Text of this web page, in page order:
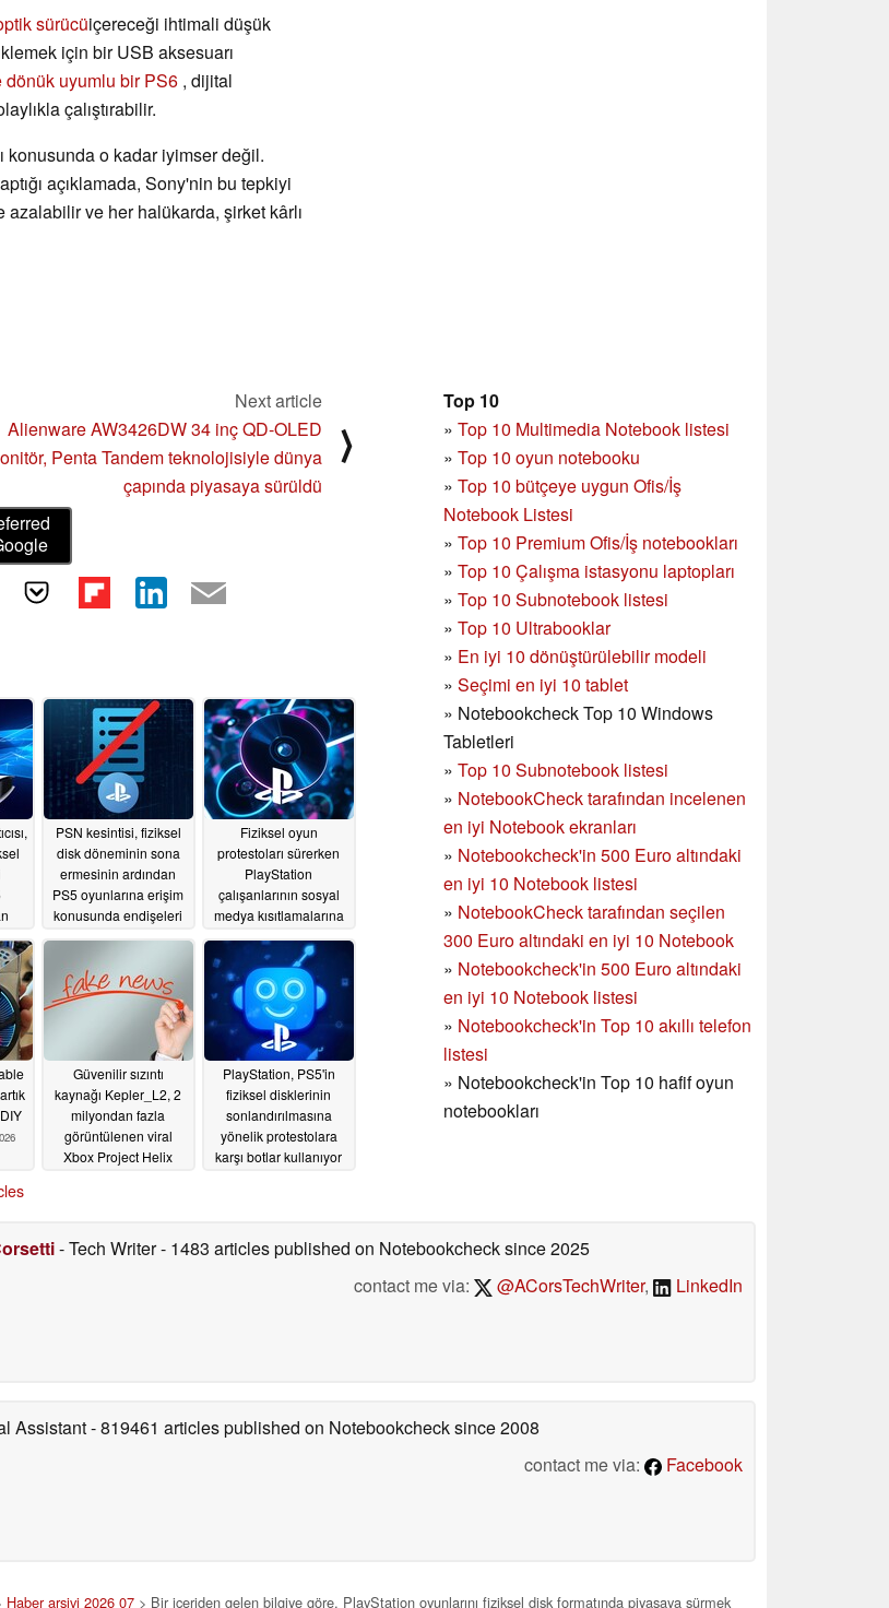
sürücüiçereceği ihtimali düşük
için bir USB aksesuarı
dönük uyumlu bir PS6 , dijital
çalıştırabilir.
konusunda o kadar iyimser değil.
açıklamada, Sony'nin bu tepkiyi
ve her halükarda, şirket kârlı
Top 10
» Top 10 Multimedia Notebook listesi
» Top 10 oyun notebooku
» Top 10 bütçeye uygun Ofis/İş
Notebook Listesi
» Top 10 Premium Ofis/İş notebookları
» Top 10 Çalışma istasyonu laptopları
» Top 10 Subnotebook listesi
» Top 10 Ultrabooklar
» En iyi 10 dönüştürülebilir modeli
» Seçimi en iyi 10 tablet
» Notebookcheck Top 10 Windows
Tabletleri
» Top 10 Subnotebook listesi
» NotebookCheck tarafından incelenen
en iyi Notebook ekranları
» Notebookcheck'in 500 Euro altındaki
en iyi 10 Notebook listesi
» NotebookCheck tarafından seçilen
300 Euro altındaki en iyi 10 Notebook
» Notebookcheck'in 500 Euro altındaki
en iyi 10 Notebook listesi
» Notebookcheck'in Top 10 akıllı telefon
listesi
» Notebookcheck'in Top 10 hafif oyun
notebookları
Next article
Alienware AW3426DW 34 inç QD-OLED
Penta Tandem teknolojisiyle dünya
çapında piyasaya sürüldü
⟩
PSN kesintisi, fiziksel
disk döneminin sona
ermesinin ardından
PS5 oyunlarına erişim
konusunda endişeleri
07/25/2026
Fiziksel oyun
protestoları sürerken
PlayStation
çalışanlarının sosyal
medya kısıtlamalarına
07/23/2026
Güvenilir sızıntı
kaynağı Kepler_L2, 2
milyondan fazla
görüntülenen viral
Xbox Project Helix
PlayStation, PS5'in
fiziksel disklerinin
sonlandırılmasına
yönelik protestolara
karşı botlar kullanıyor
- Tech Writer- 1483 articles published on Notebookchecksince 2025
contact me via:
@ACorsTechWriter, LinkedIn
Assistant- 819461 articles published on Notebookchecksince 2008
contact me via:
Facebook
Haber arşivi 2026 07> Bir içeriden gelen bilgiye göre, PlayStation oyunlarını fiziksel disk formatında piyasaya sürmek